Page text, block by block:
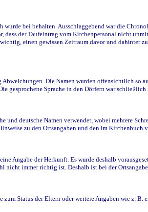
bei behalten. Ausschlaggebend war die
dass der Taufeintrag vom Kirchenpersonal nicht
einen gewissen Zeitraum davor und dahinter
Die Namen wurden offensichtlich so
gesprochene Sprache in den Dörfern war
und deutsche Namen verwendet, wobei mehrere
zu den Ortsangaben und den im Kirchenbuch
Angabe der Herkunft. Es wurde deshalb
nicht immer richtig ist. Deshalb ist bei der
Status der Eltern oder weitere Angaben wie z. B.